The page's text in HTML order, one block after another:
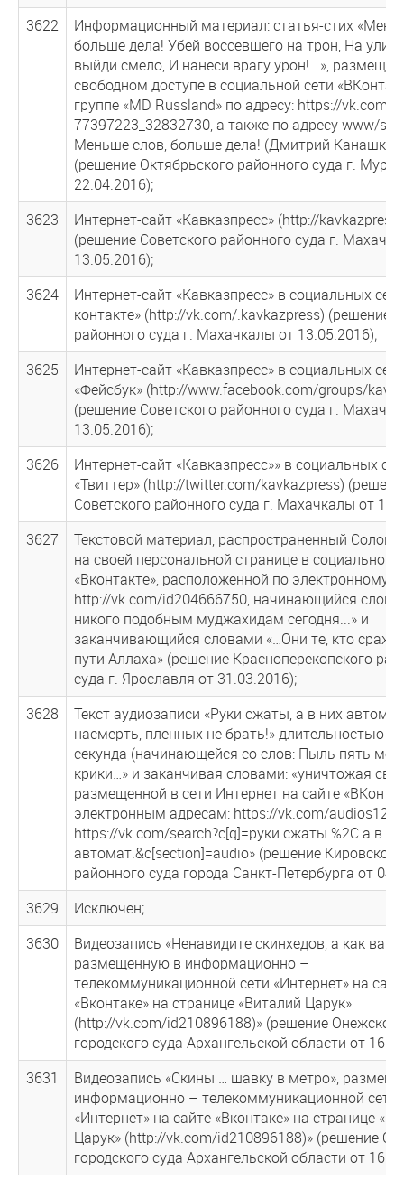
3622
Информационный материал: статья-стих
больше дела! Убей воссевшего на трон, На
выйди смело, И нанеси врагу урон!...»,
свободном доступе в социальной сети
группе «MD Russland» по адресу: https://vk.com/
77397223_32832730, а также по адресу www/
Меньше слов, больше дела! (Дмитрий
(решение Октябрьского районного суда г.
22.04.2016);
3623
Интернет-сайт «Кавказпресс» (http://
(решение Советского районного суда г.
13.05.2016);
3624
Интернет-сайт «Кавказпресс» в социальных
контакте» (http://vk.com/.kavkazpress) (решение
районного суда г. Махачкалы от 13.05.2016);
3625
Интернет-сайт «Кавказпресс» в социальных
«Фейсбук» (http://www.facebook.com/groups/
(решение Советского районного суда г.
13.05.2016);
3626
Интернет-сайт «Кавказпресс»» в социальных
«Твиттер» (http://twitter.com/kavkazpress)
Советского районного суда г. Махачкалы от
3627
Текстовой материал, распространенный
на своей персональной странице в социальной
«Вконтакте», расположенной по электронному
http://vk.com/id204666750, начинающийся
никого подобным муджахидам сегодня...» и
заканчивающийся словами «…Они те, кто
пути Аллаха» (решение Красноперекопского
суда г. Ярославля от 31.03.2016);
3628
Текст аудиозаписи «Руки сжаты, а в них
насмерть, пленных не брать!» длительностью 1
секунда (начинающейся со слов: Пыль пять
крики…» и заканчивая словами: «уничтожая
размещенной в сети Интернет на сайте
электронным адресам: https://vk.com/
https://vk.com/search?c[q]=руки сжаты %2С а в
автомат.&c[section]=audio» (решение Кировского
районного суда города Санкт-Петербурга от
3629
Исключен;
3630
Видеозапись «Ненавидите скинхедов, а как вам
размещенную в информационно –
телекоммуникационной сети «Интернет» на
«Вконтаке» на странице «Виталий Царук»
(http://vk.com/id210896188)» (решение Онежского
городского суда Архангельской области от
3631
Видеозапись «Скины … шавку в метро»,
информационно – телекоммуникационной сети
«Интернет» на сайте «Вконтаке» на странице
Царук» (http://vk.com/id210896188)» (решение
городского суда Архангельской области от